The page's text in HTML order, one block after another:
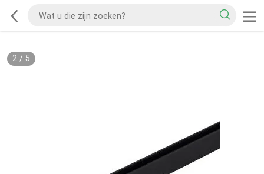
2/ 5